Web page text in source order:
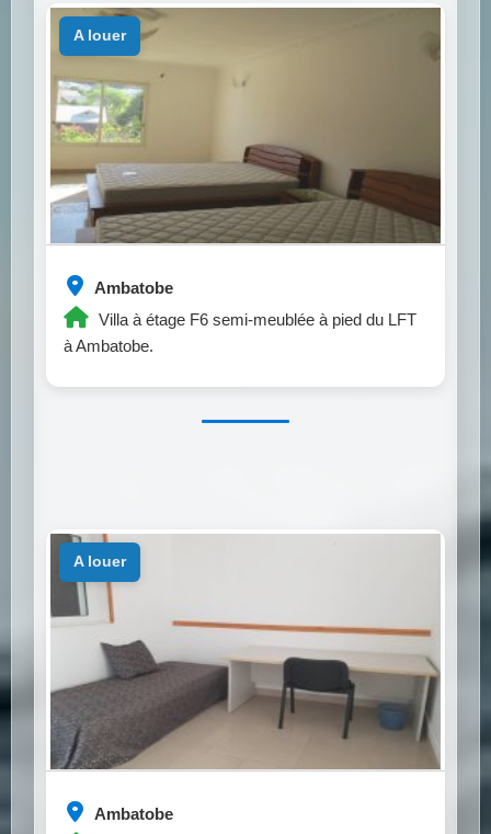
Ambatobe
Villa à étage F6 semi-meublée à pied du LFT
à Ambatobe.
a louer
Ambatobe
a louer